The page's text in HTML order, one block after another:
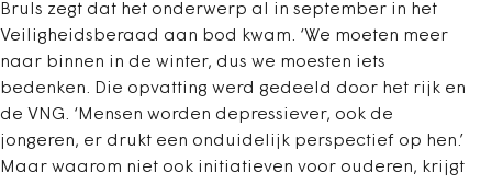
Bruls zegt dat het onderwerp al in september in het
Veiligheidsberaad aan bod kwam. ‘We moeten meer
naar binnen in de winter, dus we moesten iets
bedenken. Die opvatting werd gedeeld door het rijk en
de VNG. ‘Mensen worden depressiever, ook de
jongeren, er drukt een onduidelijk perspectief op hen.’
Maar waarom niet ook initiatieven voor ouderen, krijgt